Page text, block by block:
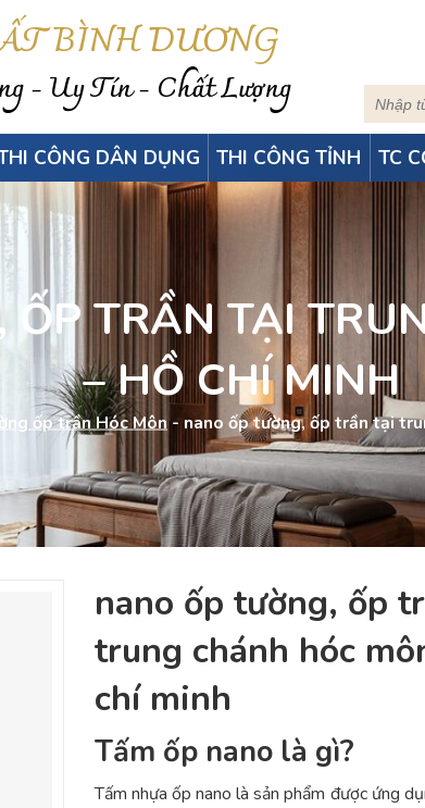
BÌNH DƯƠNG
- Uy Tín - Chất Lượng
CÔNG DÂN DỤNG THI CÔNG TỈNH TC
ỐP TRẦN TẠI
– HỒ CHÍ MINH
ốp trần Hóc Môn-nano ốp tường, ốp trần tại
nano ốp tường, ốp
trung chánh hóc
chí minh
Tấm ốp nano là gì?
Tấm nhựa ốp nano là sản phẩm được ứng